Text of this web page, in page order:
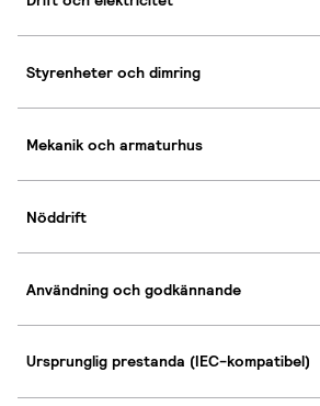
Styrenheter och dimring
Mekanik och armaturhus
Nöddrift
Användning och godkännande
Ursprunglig prestanda (IEC-kompatibel)